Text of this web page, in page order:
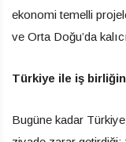
ekonomi temelli
ve Orta Doğu’da
Türkiye ile iş
Bugüne kadar